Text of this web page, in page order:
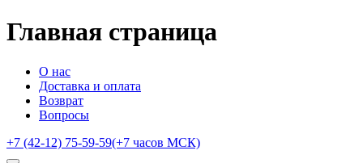
Главная страница
О нас
Доставка и оплата
Возврат
Вопросы
+7 (42-12) 75-59-59(+7 часов МСК)